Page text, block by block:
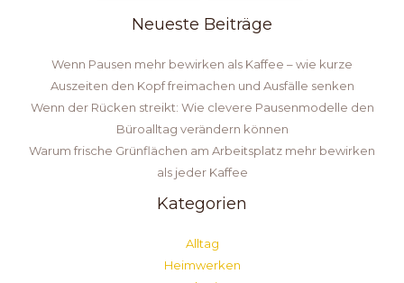
Neueste Beiträge
Wenn Pausen mehr bewirken als Kaffee – wie kurze
Auszeiten den Kopf freimachen und Ausfälle senken
Wenn der Rücken streikt: Wie clevere Pausenmodelle den
Büroalltag verändern können
Warum frische Grünflächen am Arbeitsplatz mehr bewirken
als jeder Kaffee
Kategorien
Alltag
Heimwerken